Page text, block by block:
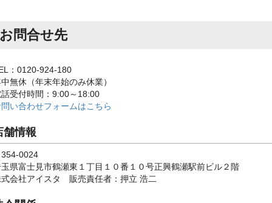
お問合せ先
：0120-924-180
無休（年末年始のみ休業）
受付時間：9:00～18:00
い合わせフォームはこちら
舗情報
0024
県富士見市鶴瀬東１丁目１０番１０号正興鶴瀬駅前ビル２階
会社アイスタ 販売責任者：押立 浩二